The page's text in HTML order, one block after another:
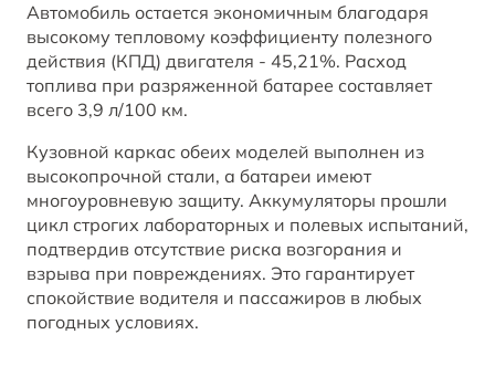
Автомобиль остается экономичным благодаря
высокому тепловому коэффициенту полезного
действия (КПД) двигателя - 45,21%. Расход
топлива при разряженной батарее составляет
всего 3,9 л/100 км.
Кузовной каркас обеих моделей выполнен из
высокопрочной стали, а батареи имеют
многоуровневую защиту. Аккумуляторы прошли
цикл строгих лабораторных и полевых испытаний,
подтвердив отсутствие риска возгорания и
взрыва при повреждениях. Это гарантирует
спокойствие водителя и пассажиров в любых
погодных условиях.